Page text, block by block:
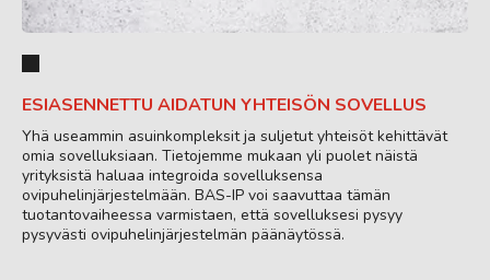
ESIASENNETTU AIDATUN YHTEISÖN SOVELLUS
Yhä useammin asuinkompleksit ja suljetut yhteisöt kehittävät
omia sovelluksiaan. Tietojemme mukaan yli puolet näistä
yrityksistä haluaa integroida sovelluksensa
ovipuhelinjärjestelmään. BAS-IP voi saavuttaa tämän
tuotantovaiheessa varmistaen, että sovelluksesi pysyy
pysyvästi ovipuhelinjärjestelmän päänäytössä.